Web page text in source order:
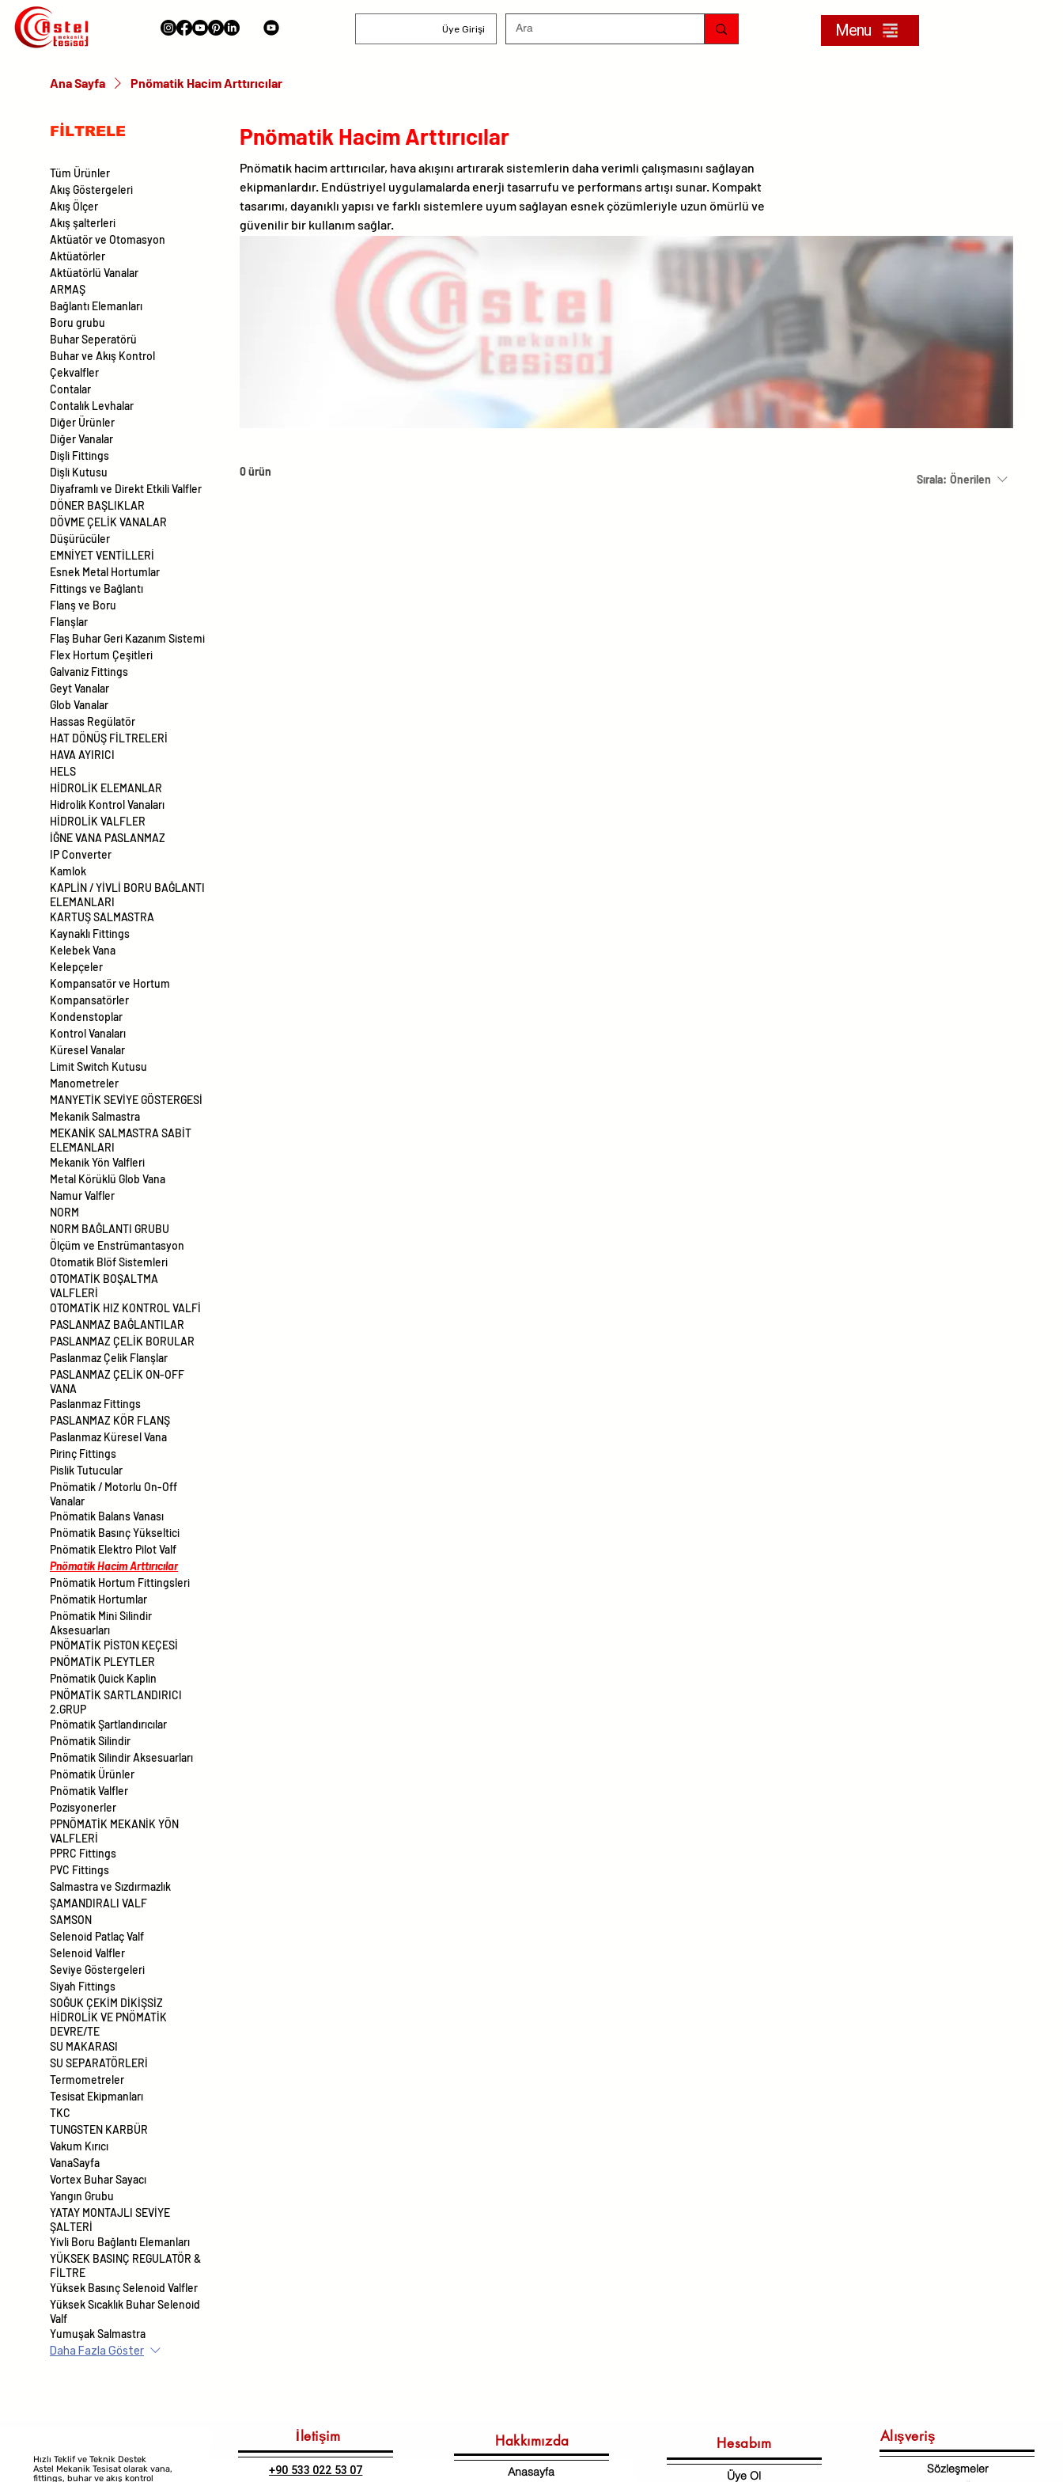
Üye Girişi Menu
Ana Sayfa Pnömatik Hacim Arttırıcılar
FİLTRELE
Tüm Ürünler
Akış Göstergeleri
Akış Ölçer
Akış şalterleri
Aktüatör ve Otomasyon
Aktüatörler
Aktüatörlü Vanalar
ARMAŞ
Bağlantı Elemanları
Boru grubu
Buhar Seperatörü
Buhar ve Akış Kontrol
Çekvalfler
Contalar
Contalık Levhalar
Diğer Ürünler
Diğer Vanalar
Dişli Fittings
Dişli Kutusu
Diyaframlı ve Direkt Etkili Valfler
DÖNER BAŞLIKLAR
DÖVME ÇELİK VANALAR
Düşürücüler
EMNİYET VENTİLLERİ
Esnek Metal Hortumlar
Fittings ve Bağlantı
Flanş ve Boru
Flanşlar
Flaş Buhar Geri Kazanım Sistemi
Flex Hortum Çeşitleri
Galvaniz Fittings
Geyt Vanalar
Glob Vanalar
Hassas Regülatör
HAT DÖNÜŞ FİLTRELERİ
HAVA AYIRICI
HELS
HİDROLİK ELEMANLAR
Hidrolik Kontrol Vanaları
HİDROLİK VALFLER
İĞNE VANA PASLANMAZ
IP Converter
Kamlok
KAPLİN / YİVLİ BORU BAĞLANTI
ELEMANLARI
KARTUŞ SALMASTRA
Kaynaklı Fittings
Kelebek Vana
Kelepçeler
Kompansatör ve Hortum
Kompansatörler
Kondenstoplar
Kontrol Vanaları
Küresel Vanalar
Limit Switch Kutusu
Manometreler
MANYETİK SEVİYE GÖSTERGESİ
Mekanik Salmastra
MEKANİK SALMASTRA SABİT
ELEMANLARI
Mekanik Yön Valfleri
Metal Körüklü Glob Vana
Namur Valfler
NORM
NORM BAĞLANTI GRUBU
Ölçüm ve Enstrümantasyon
Otomatik Blöf Sistemleri
OTOMATİK BOŞALTMA
VALFLERİ
OTOMATİK HIZ KONTROL VALFİ
PASLANMAZ BAĞLANTILAR
PASLANMAZ ÇELİK BORULAR
Paslanmaz Çelik Flanşlar
PASLANMAZ ÇELİK ON-OFF
VANA
Paslanmaz Fittings
PASLANMAZ KÖR FLANŞ
Paslanmaz Küresel Vana
Pirinç Fittings
Pislik Tutucular
Pnömatik / Motorlu On-Off
Vanalar
Pnömatik Balans Vanası
Pnömatik Basınç Yükseltici
Pnömatik Elektro Pilot Valf
Pnömatik Hacim Arttırıcılar
Pnömatik Hortum Fittingsleri
Pnömatik Hortumlar
Pnömatik Mini Silindir
Aksesuarları
PNÖMATİK PİSTON KEÇESİ
PNÖMATİK PLEYTLER
Pnömatik Quick Kaplin
PNÖMATİK SARTLANDIRICI
2.GRUP
Pnömatik Şartlandırıcılar
Pnömatik Silindir
Pnömatik Silindir Aksesuarları
Pnömatik Ürünler
Pnömatik Valfler
Pozisyonerler
PPNÖMATİK MEKANİK YÖN
VALFLERİ
PPRC Fittings
PVC Fittings
Salmastra ve Sızdırmazlık
ŞAMANDIRALI VALF
SAMSON
Selenoid Patlaç Valf
Selenoid Valfler
Seviye Göstergeleri
Siyah Fittings
SOĞUK ÇEKİM DİKİŞSİZ
HİDROLİK VE PNÖMATİK
DEVRE/TE
SU MAKARASI
SU SEPARATÖRLERİ
Termometreler
Tesisat Ekipmanları
TKC
TUNGSTEN KARBÜR
Vakum Kırıcı
VanaSayfa
Vortex Buhar Sayacı
Yangın Grubu
YATAY MONTAJLI SEVİYE
ŞALTERİ
Yivli Boru Bağlantı Elemanları
YÜKSEK BASINÇ REGULATÖR &
FİLTRE
Yüksek Basınç Selenoid Valfler
Yüksek Sıcaklık Buhar Selenoid
Valf
Yumuşak Salmastra
Daha Fazla Göster
Pnömatik Hacim Arttırıcılar
Pnömatik hacim arttırıcılar, hava akışını artırarak sistemlerin daha verimli çalışmasını sağlayan
ekipmanlardır. Endüstriyel uygulamalarda enerji tasarrufu ve performans artışı sunar. Kompakt
tasarımı, dayanıklı yapısı ve farklı sistemlere uyum sağlayan esnek çözümleriyle uzun ömürlü ve
güvenilir bir kullanım sağlar.
0 ürün
Sırala: Önerilen
Hızlı Teklif ve Teknik Destek
Astel Mekanik Tesisat olarak vana,
fittings, buhar ve akış kontrol
İletişim
+90 533 022 53 07
Hakkımızda
Anasayfa
Hesabım
Üye Ol
Alışveriş
Sözleşmeler